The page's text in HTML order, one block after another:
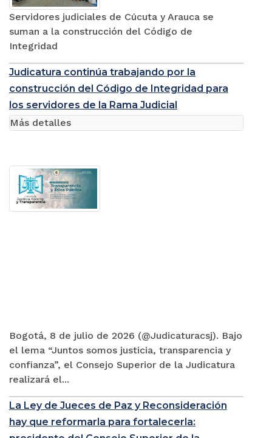
Servidores judiciales de Cúcuta y Arauca se
suman a la construcción del Código de
Integridad
Judicatura continúa trabajando por la
construcción del Código de Integridad para
los servidores de la Rama Judicial
Bogotá, 8 de julio de 2026 (@Judicaturacsj). Bajo
el lema “Juntos somos justicia, transparencia y
confianza”, el Consejo Superior de la Judicatura
realizará el...
Más detalles
La Ley de Jueces de Paz y Reconsideración
hay que reformarla para fortalecerla: